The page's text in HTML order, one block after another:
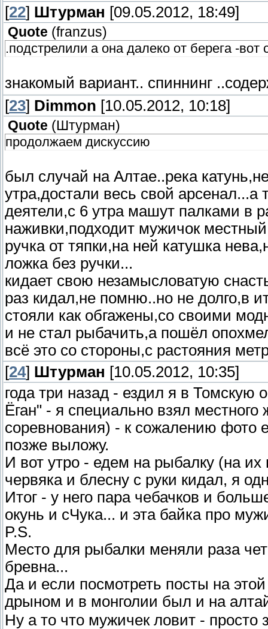
[22] Штурман [09.05.2012, 18:49]
Quote (franzus)
.подстрелили а она далеко от берега -вот
знакомый вариант.. спиннинг
[23] Dimmon [10.05.2012, 10:18]
Quote ( Штурман)
продолжаем дискуссию
был случай на Алтае..река
утра,достали весь свой арсенал...а
деятели,с 6 утра машут палками в
наживки,подходит мужичок
ручка от тяпки,на ней катушка
ложка без ручки...
кидает свою незамысловатую
раз кидал,не помню..но не долго,в
стояли как обгажены,со своими
и не стал рыбачить,а пошёл
всё это со стороны,с растояния
[24] Штурман [10.05.2012, 10:35]
года три назад - ездил я в Томскую
Ёган" - я специально взял
соревнования) - к сожалению фото
позже выложу.
И вот утро - едем на рыбалку (на
червяка и блесну с руки кидал, я
Итог - у него пара чебачков и
окунь и сЧука... и эта байка про
P.S.
Место для рыбалки меняли раза
бревна...
Да и если посмотреть посты на
дрыном и в монголии был и на
Ну а то что мужичек ловит -